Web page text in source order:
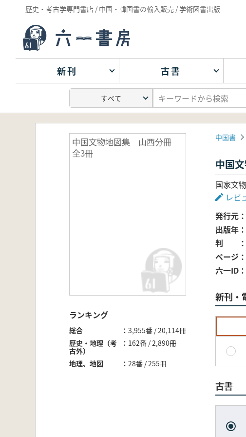
歴史・考古学専門書店 / 中国・韓国書の輸入販売 / 学術図書出版
新刊 古書
中国文物地図集 山西分冊
全3冊
ランキング
総合
3,955番 / 20,114冊
歴史・地理（考
古外）
162番 / 2,890冊
地理、地図 28番 / 255冊
中国書
中国
国家文
レビ
発行元
出版年
判
ページ
六一ID
新刊・
古書